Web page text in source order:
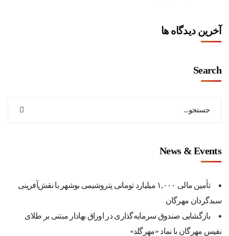
آخرین دیدگاه ها
Search
News & Events
تأمین مالی ۱,۰۰۰ میلیارد تومانی پتروشیمی بوشهر با نقش‌آفرینی
سبدگردان مهرگان
بازگشایی صندوق سرمایه‌گذاری در اوراق بهادار مبتنی بر طلای
نفیس مهرگان با نماد «مهرگلد»